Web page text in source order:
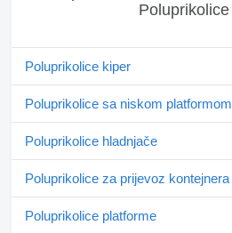
Poluprikolice
Poluprikolice kiper
Poluprikolice sa niskom platformom
Poluprikolice hladnjače
Poluprikolice za prijevoz kontejnera
Poluprikolice platforme